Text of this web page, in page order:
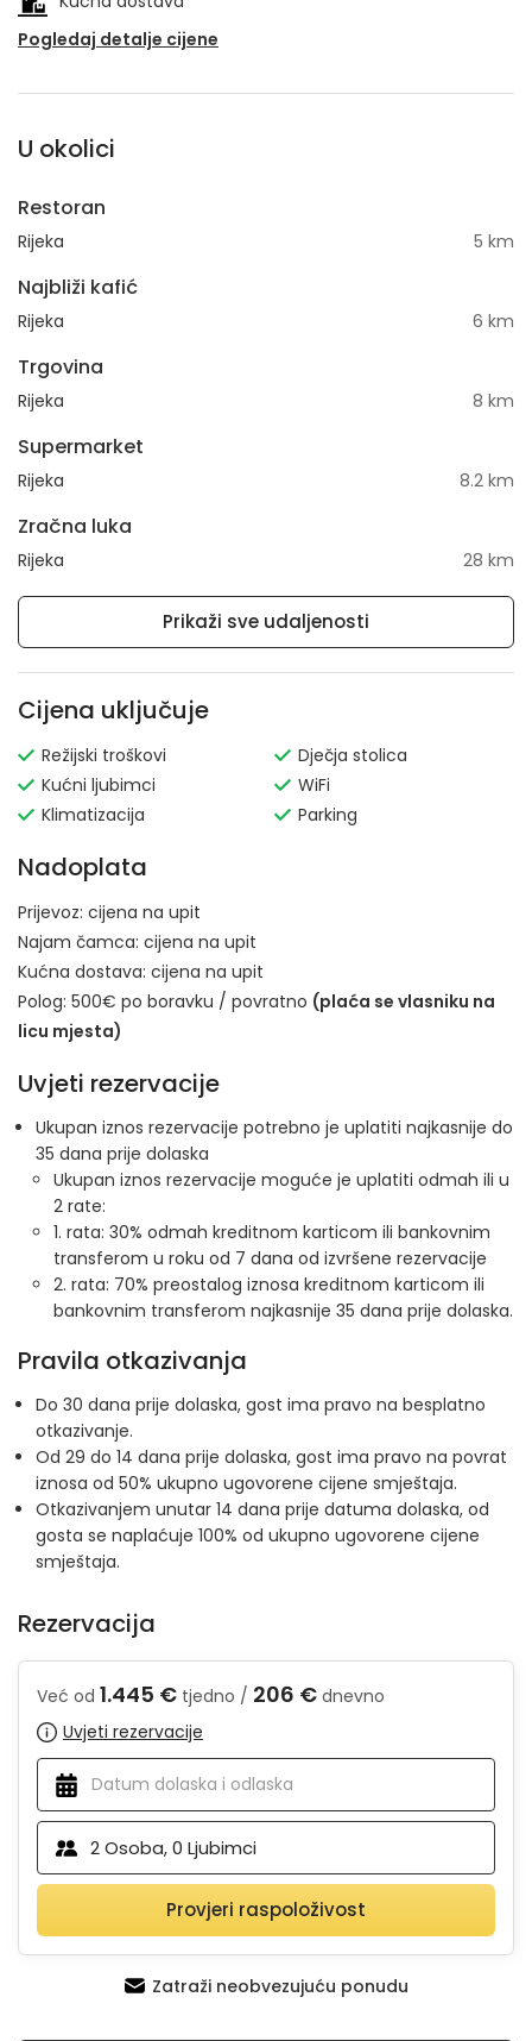
Pogledaj detalje cijene
U okolici
Restoran
Rijeka 5 km
Najbliži kafić
Rijeka 6 km
Trgovina
Rijeka 8 km
Supermarket
Rijeka 8.2 km
Zračna luka
Rijeka 28 km
Prikaži sve udaljenosti
Cijena uključuje
Režijski troškovi
Kućni ljubimci
Klimatizacija
Dječja stolica
WiFi
Parking
Nadoplata
Prijevoz: cijena na upit
Najam čamca: cijena na upit
Kućna dostava: cijena na upit
Polog: 500€ po boravku / povratno (plaća se vlasniku na
licu mjesta)
Uvjeti rezervacije
Ukupan iznos rezervacije potrebno je uplatiti najkasnije do
35 dana prije dolaska
Ukupan iznos rezervacije moguće je uplatiti odmah ili u
2 rate:
1. rata: 30% odmah kreditnom karticom ili bankovnim
transferom u roku od 7 dana od izvršene rezervacije
2. rata: 70% preostalog iznosa kreditnom karticom ili
bankovnim transferom najkasnije 35 dana prije dolaska.
Pravila otkazivanja
Do 30 dana prije dolaska, gost ima pravo na besplatno
otkazivanje.
Od 29 do 14 dana prije dolaska, gost ima pravo na povrat
iznosa od 50% ukupno ugovorene cijene smještaja.
Otkazivanjem unutar 14 dana prije datuma dolaska, od
gosta se naplaćuje 100% od ukupno ugovorene cijene
smještaja.
Rezervacija
Već od 1.445 € tjedno / 206 € dnevno
Uvjeti rezervacije
2Osoba,0 Ljubimci
Provjeri raspoloživost
Zatraži neobvezujuću ponudu